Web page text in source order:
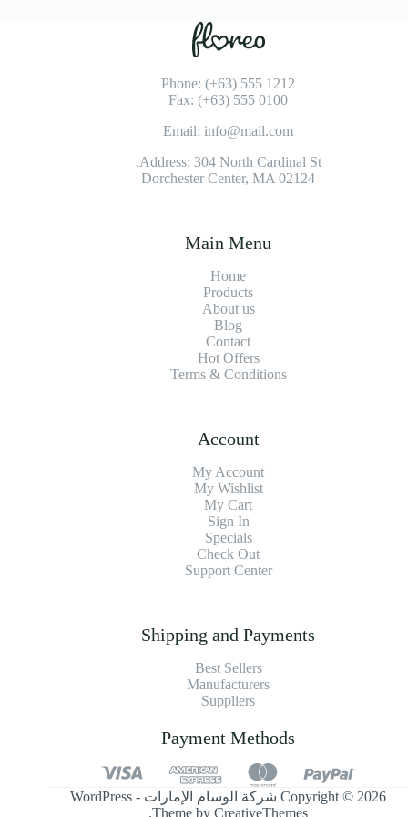
Phone: (+63) 555 1212
Fax: (+63) 555 0100
Email: info@mail.com
Address: 304 North Cardinal St.
Dorchester Center, MA 02124
Main Menu
Home
Products
About us
Blog
Contact
Hot Offers
Terms & Conditions
Account
My Account
My Wishlist
My Cart
Sign In
Specials
Check Out
Support Center
Shipping and Payments
Best Sellers
Manufacturers
Suppliers
Payment Methods
Copyright © 2026 شركة الوسام الإمارات - WordPress
Theme byCreativeThemes
.